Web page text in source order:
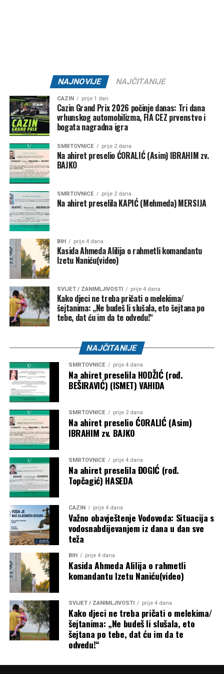
NK “Željezničar 73” –
MNK “Željo” –5.000 KM
Klub borilačkih sportova “Serhat” –1.500 KM
Ključ – 84.000 KM
NK “Ključ” –80.000 KM
Kanu-kajakaški klub “K4” –
FK “Bajer 99” Velagići –
NK “Omladinac” Sanica –1.000 KM
Bužim – 27.000 KM
NK “Vitez” – 10.000 KM
FK “Bratstvo-Veterani” –
FK “Konjodor” –
FK “Bužim” –3.000 KM
OK “Bužim” –3.000 KM
ŽOK “Bužim” –1.000 KM
Bosanski Petrovac – 3.500 KM
Udruženje košarkaškog sporta “Mladost” –
Karate klub “Mladost” –1.500 KM
Objavljivanjem kompletne liste korisnika javnost je po prvi
put dobila detaljan uvid u raspodjelu dodatnih budžetskih
sredstava za sport. Ostaje otvoreno pitanje prema kojim su
kriterijima određeni pojedinačni iznosi, budući da
obrazloženje metodologije raspodjele nije objavljeno.
Post
Share
Tweet
Mail
NAJNOVIJE NAJČITANIJE
CAZIN prije 1 dan
Cazin Grand Prix 2026 počinje danas: Tri dana
vrhunskog automobilizma, FIA CEZ prvenstvo i
bogata nagradna igra
SMRTOVNICE prije 2 dana
Na ahiret preselio ĆORALIĆ (Asim) IBRAHIM zv.
BAJKO
SMRTOVNICE prije 2 dana
Na ahiret preselila KAPIĆ (Mehmeda) MERSIJA
BIH prije 4 dana
Kasida Ahmeda Alilija o rahmetli komandantu
Izetu Naniću(video)
SVIJET / ZANIMLJIVOSTI prije 4 dana
Kako djeci ne treba pričati o melekima/
šejtanima: „Ne budeš li slušala, eto šejtana po
tebe, dat ću im da te odvedu!“
NAJČITANIJE
SMRTOVNICE prije 4 dana
Na ahiret preselila HODŽIĆ (rođ.
BEŠIRAVIĆ) (ISMET) VAHIDA
SMRTOVNICE prije 2 dana
Na ahiret preselio ĆORALIĆ (Asim)
IBRAHIM zv. BAJKO
SMRTOVNICE prije 4 dana
Na ahiret preselila ĐOGIĆ (rođ.
Topčagić) HASEDA
CAZIN prije 4 dana
Važno obavještenje Vodovoda: Situacija s
vodosnabdijevanjem iz dana u dan sve
teža
BIH prije 4 dana
Kasida Ahmeda Alilija o rahmetli
komandantu Izetu Naniću(video)
SVIJET / ZANIMLJIVOSTI prije 4 dana
Kako djeci ne treba pričati o melekima/
šejtanima: „Ne budeš li slušala, eto
šejtana po tebe, dat ću im da te
odvedu!“